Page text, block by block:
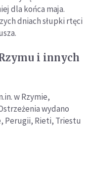
dla końca maja.
dniach słupki rtęci
i innych
w Rzymie,
wydano
Perugii, Rieti, Triestu